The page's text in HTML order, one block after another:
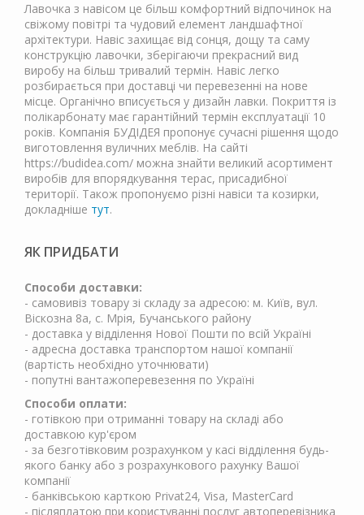
Лавочка з навісом це більш комфортний відпочинок на
свіжому повітрі та чудовий елемент ландшафтної
архітектури. Навіс захищає від сонця, дощу та саму
конструкцію лавочки, зберігаючи прекрасний вид
виробу на більш тривалий термін. Навіс легко
розбирається при доставці чи перевезенні на нове
місце. Органічно вписується у дизайн лавки. Покриття із
полікарбонату має гарантійний термін експлуатації 10
років. Компанія БУДІДЕЯ пропонує сучасні рішення щодо
виготовлення вуличних меблів. На сайті
https://budidea.com/ можна знайти великий асортимент
виробів для впорядкування терас, присадибної
території. Також пропонуємо різні навіси та козирки,
докладніше тут.
ЯК ПРИДБАТИ
Способи доставки:
- самовивіз товару зі складу за адресою: м. Київ, вул.
Віскозна 8а, с. Мрія, Бучанського району
- доставка у відділення Нової Пошти по всій Україні
- адресна доставка транспортом нашої компанії
(вартість необхідно уточнювати)
- попутні вантажоперевезення по Україні
Способи оплати:
- готівкою при отриманні товару на складі або
доставкою кур'єром
- за безготівковим розрахунком у касі відділення будь-
якого банку або з розрахункового рахунку Вашої
компанії
- банківською карткою Privat24, Visa, MasterCard
- післяплатою при користуванні послуг автоперевізника